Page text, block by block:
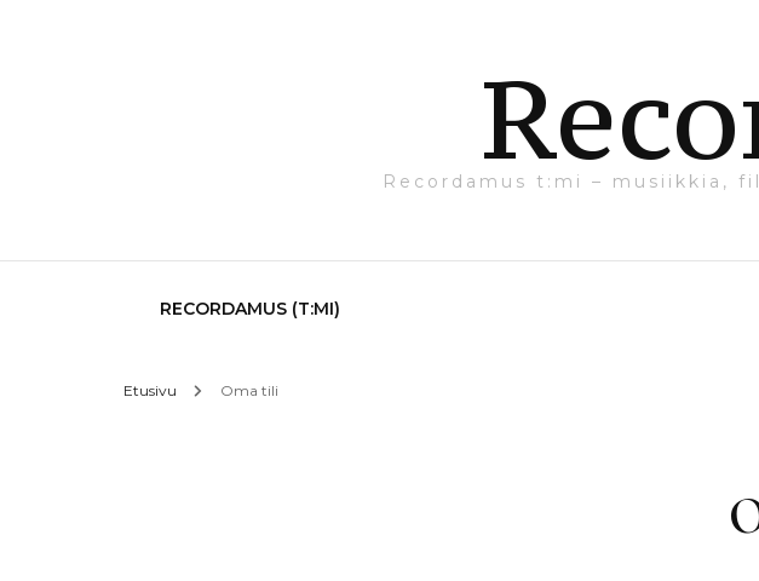
Recordamus t:mi – musiikkia,
RECORDAMUS (T:MI)
Etusivu Oma tili